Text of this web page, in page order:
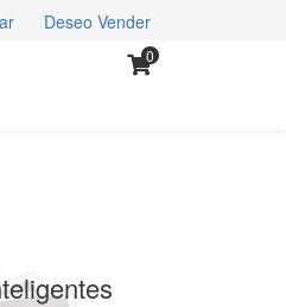
Deseo Vender
0